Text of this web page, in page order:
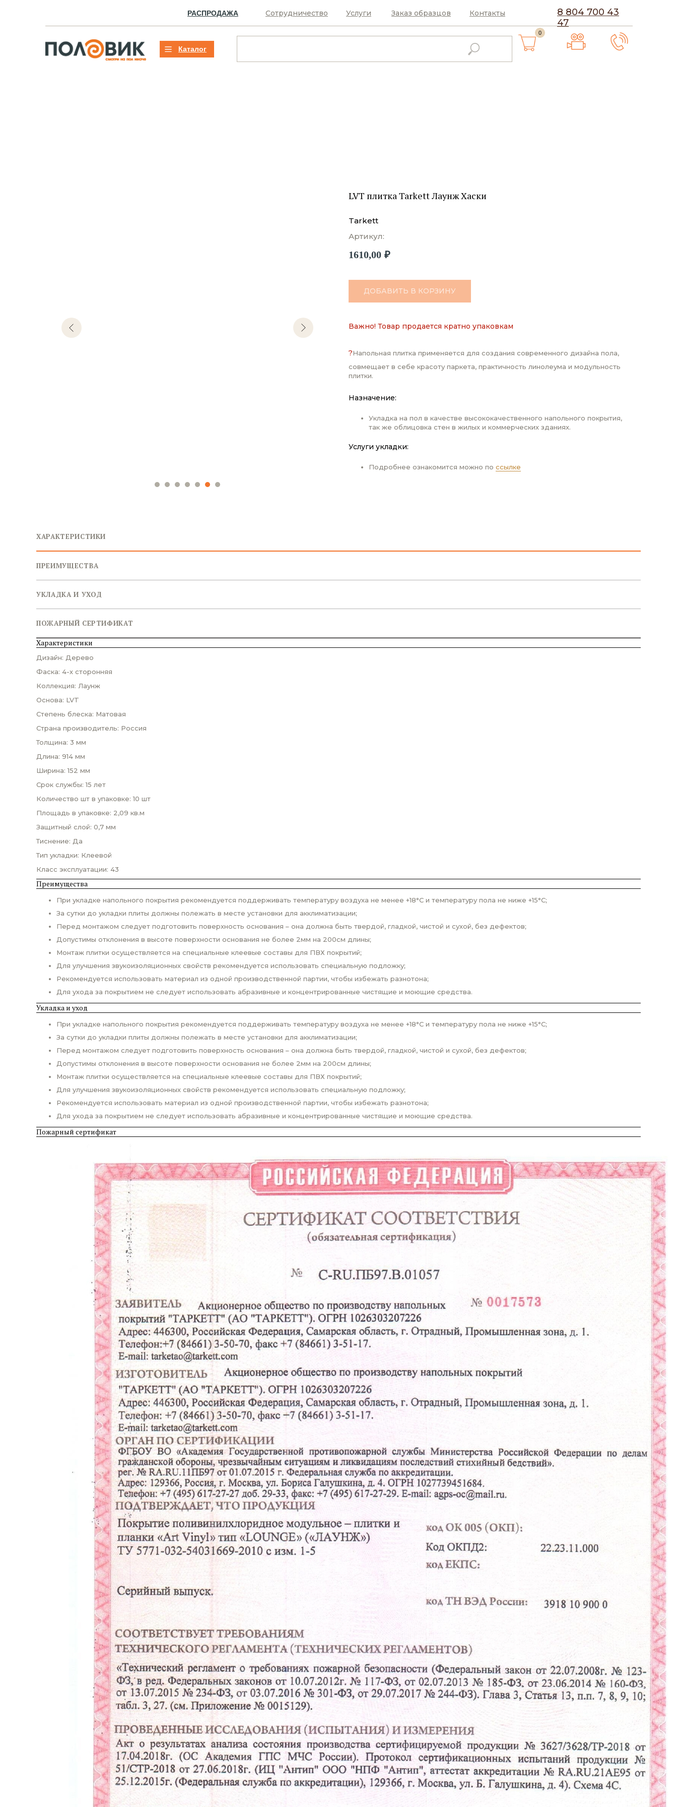
8 804 700 43
47
Услуги
Сотрудничество Контакты
Заказ образцов
РАСПРОДАЖА
0
Каталог
LVT плитка Tarkett Лаунж Хаски
Tarkett
Артикул:
1610,00 ₽
ДОБАВИТЬ В КОРЗИНУ
Важно! Товар продается кратно упаковкам
?Напольная плитка применяется для создания современного дизайна пола,
совмещает в себе красоту паркета, практичность линолеума и модульность
плитки.
Назначение:
Укладка на пол в качестве высококачественного напольного покрытия,
так же облицовка стен в жилых и коммерческих зданиях.
Услуги укладки:
Подробнее ознакомится можно по ссылке
ХАРАКТЕРИСТИКИ
ПРЕИМУЩЕСТВА
УКЛАДКА И УХОД
ПОЖАРНЫЙ СЕРТИФИКАТ
Характеристики
Дизайн: Дерево
Фаска: 4-х сторонняя
Коллекция: Лаунж
Основа: LVT
Степень блеска: Матовая
Страна производитель: Россия
Толщина: 3 мм
Длина: 914 мм
Ширина: 152 мм
Срок службы: 15 лет
Количество шт в упаковке: 10 шт
Площадь в упаковке: 2,09 кв.м
Защитный слой: 0,7 мм
Тиснение: Да
Тип укладки: Клеевой
Класс эксплуатации: 43
Преимущества
При укладке напольного покрытия рекомендуется поддерживать температуру воздуха не менее +18°С и температуру пола не ниже +15°С;
За сутки до укладки плиты должны полежать в месте установки для акклиматизации;
Перед монтажом следует подготовить поверхность основания – она должна быть твердой, гладкой, чистой и сухой, без дефектов;
Допустимы отклонения в высоте поверхности основания не более 2мм на 200см длины;
Монтаж плитки осуществляется на специальные клеевые составы для ПВХ покрытий;
Для улучшения звукоизоляционных свойств рекомендуется использовать специальную подложку;
Рекомендуется использовать материал из одной производственной партии, чтобы избежать разнотона;
Для ухода за покрытием не следует использовать абразивные и концентрированные чистящие и моющие средства.
Укладка и уход
При укладке напольного покрытия рекомендуется поддерживать температуру воздуха не менее +18°С и температуру пола не ниже +15°С;
За сутки до укладки плиты должны полежать в месте установки для акклиматизации;
Перед монтажом следует подготовить поверхность основания – она должна быть твердой, гладкой, чистой и сухой, без дефектов;
Допустимы отклонения в высоте поверхности основания не более 2мм на 200см длины;
Монтаж плитки осуществляется на специальные клеевые составы для ПВХ покрытий;
Для улучшения звукоизоляционных свойств рекомендуется использовать специальную подложку;
Рекомендуется использовать материал из одной производственной партии, чтобы избежать разнотона;
Для ухода за покрытием не следует использовать абразивные и концентрированные чистящие и моющие средства.
Пожарный сертификат